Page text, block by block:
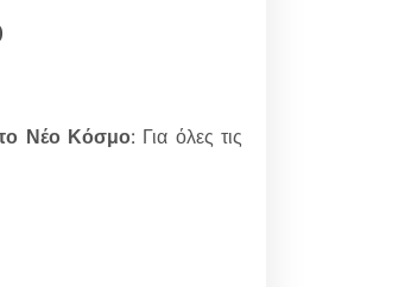
Νέο Κόσμο: Για όλες τις